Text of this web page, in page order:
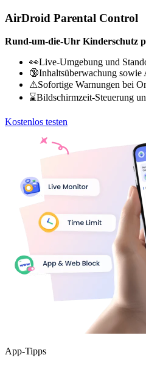
AirDroid Parental Control
Rund-um-die-Uhr Kinderschutz
👀Live-Umgebung und
🔞Inhaltsüberwachung
⚠Sofortige Warnungen bei
⌛Bildschirmzeit-Steuerung
Kostenlos testen
App-Tipps